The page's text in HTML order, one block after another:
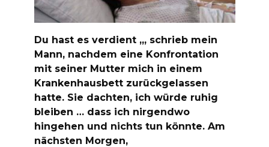
Du hast es verdient „, schrieb mein
Mann, nachdem eine Konfrontation
mit seiner Mutter mich in einem
Krankenhausbett zurückgelassen
hatte. Sie dachten, ich würde ruhig
bleiben … dass ich nirgendwo
hingehen und nichts tun könnte. Am
nächsten Morgen,